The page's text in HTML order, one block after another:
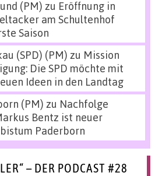
(PM) zu Eröffnung in
am Schultenhof
Saison
(SPD) (PM) zu Mission
Die SPD möchte mit
Ideen in den Landtag
(PM) zu Nachfolge
Bentz ist neuer
Paderborn
– DER PODCAST #28